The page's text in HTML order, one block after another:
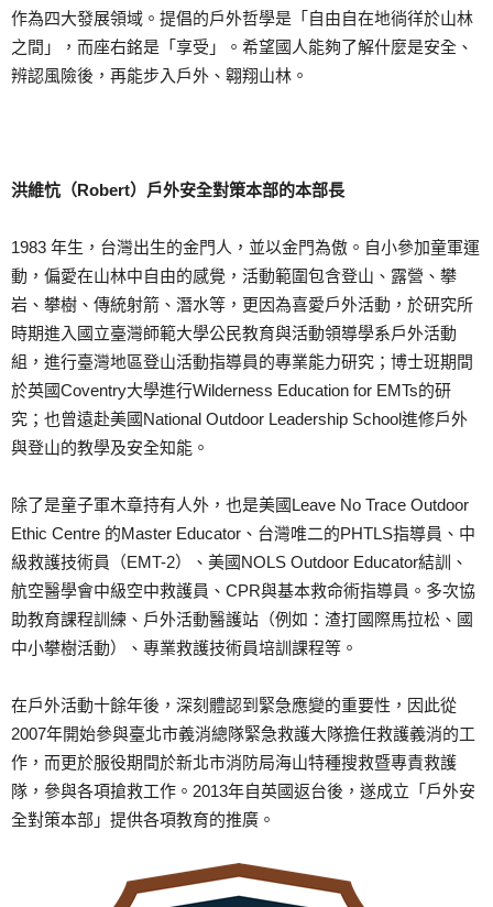
作為四大發展領域。提倡的戶外哲學是「自由自在地徜徉於山林
之間」，而座右銘是「享受」。希望國人能夠了解什麼是安全、
辨認風險後，再能步入戶外、翱翔山林。
洪維忼（Robert）戶外安全對策本部的本部長
1983 年生，台灣出生的金門人，並以金門為傲。自小參加童軍運
動，偏愛在山林中自由的感覺，活動範圍包含登山、露營、攀
岩、攀樹、傳統射箭、潛水等，更因為喜愛戶外活動，於研究所
時期進入國立臺灣師範大學公民教育與活動領導學系戶外活動
組，進行臺灣地區登山活動指導員的專業能力研究；博士班期間
於英國Coventry大學進行Wilderness Education for EMTs的研
究；也曾遠赴美國National Outdoor Leadership School進修戶外
與登山的教學及安全知能。
除了是童子軍木章持有人外，也是美國Leave No Trace Outdoor
Ethic Centre 的Master Educator、台灣唯二的PHTLS指導員、中
級救護技術員（EMT-2）、美國NOLS Outdoor Educator結訓、
航空醫學會中級空中救護員、CPR與基本救命術指導員。多次協
助教育課程訓練、戶外活動醫護站（例如：渣打國際馬拉松、國
中小攀樹活動）、專業救護技術員培訓課程等。
在戶外活動十餘年後，深刻體認到緊急應變的重要性，因此從
2007年開始參與臺北市義消總隊緊急救護大隊擔任救護義消的工
作，而更於服役期間於新北市消防局海山特種搜救暨專責救護
隊，參與各項搶救工作。2013年自英國返台後，遂成立「戶外安
全對策本部」提供各項教育的推廣。